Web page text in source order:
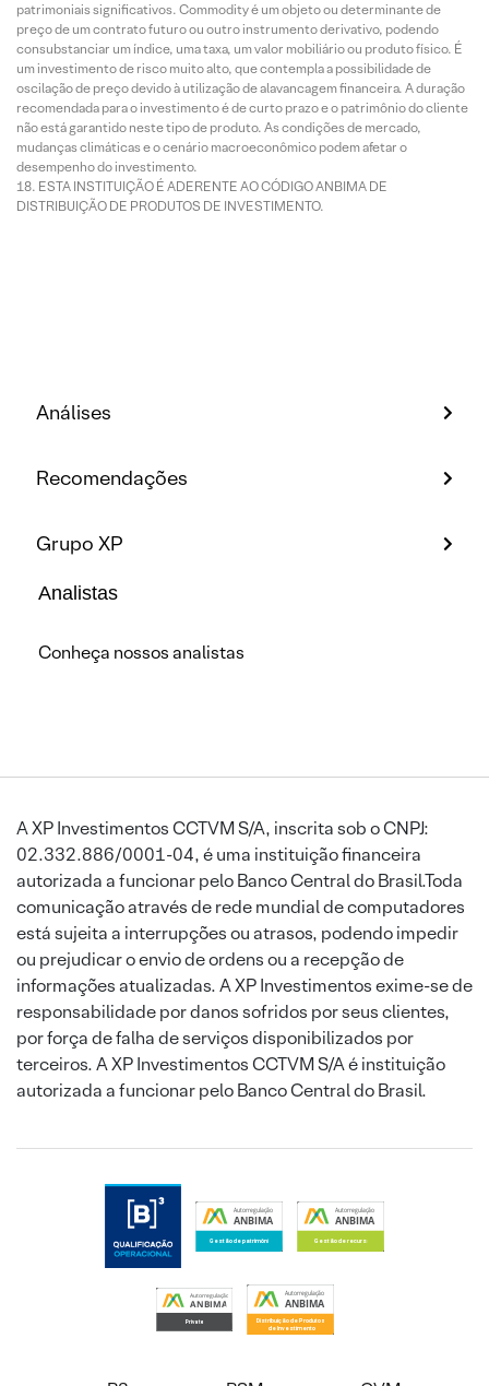
patrimoniais significativos. Commodity é um objeto ou determinante de
preço de um contrato futuro ou outro instrumento derivativo, podendo
consubstanciar um índice, uma taxa, um valor mobiliário ou produto físico. É
um investimento de risco muito alto, que contempla a possibilidade de
oscilação de preço devido à utilização de alavancagem financeira. A duração
recomendada para o investimento é de curto prazo e o patrimônio do cliente
não está garantido neste tipo de produto. As condições de mercado,
mudanças climáticas e o cenário macroeconômico podem afetar o
desempenho do investimento.
ESTA INSTITUIÇÃO É ADERENTE AO CÓDIGO ANBIMA DE
DISTRIBUIÇÃO DE PRODUTOS DE INVESTIMENTO.
Análises
Recomendações
Grupo XP
Analistas
Conheça nossos analistas
A XP Investimentos CCTVM S/A, inscrita sob o CNPJ:
02.332.886/0001-04, é uma instituição financeira
autorizada a funcionar pelo Banco Central do Brasil.Toda
comunicação através de rede mundial de computadores
está sujeita a interrupções ou atrasos, podendo impedir
ou prejudicar o envio de ordens ou a recepção de
informações atualizadas. A XP Investimentos exime-se de
responsabilidade por danos sofridos por seus clientes,
por força de falha de serviços disponibilizados por
terceiros. A XP Investimentos CCTVM S/A é instituição
autorizada a funcionar pelo Banco Central do Brasil.